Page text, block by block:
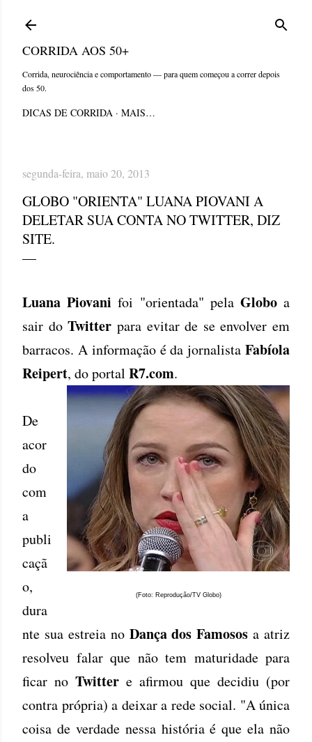
CORRIDA AOS 50+
Corrida, neurociência e comportamento — para quem começou a correr depois
dos 50.
DICAS DE CORRIDA MAIS…
segunda-feira, maio 20, 2013
GLOBO "ORIENTA" LUANA PIOVANI A
DELETAR SUA CONTA NO TWITTER, DIZ
SITE.
Luana Piovani foi "orientada" pela Globoa
sair doTwitter para evitar de se envolver em
barracos. A informação é da jornalista Fabíola
Reipert, do portal R7.com.
(Foto: Reprodução/TV Globo)
De
acor
do
com
a
publi
caçã
o,
dura
nte sua estreia noDança dos Famososa atriz
resolveu falar que não tem maturidade para
ficar no Twitter e afirmou que decidiu (por
contra própria) a deixar a rede social. "A única
coisa de verdade nessa história é que ela não